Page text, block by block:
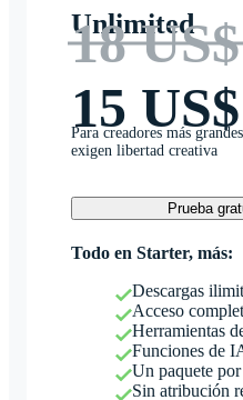
Unlimited
18 US$
15 US$
Para creadores más
exigen libertad creativa
Prueba
Todo en Starter, más:
Descargas
Acceso
Herramientas
Funciones de
Un paquete por
Sin atribución